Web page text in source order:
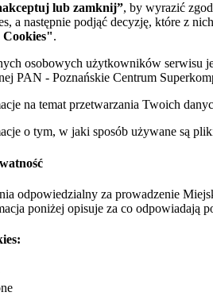
lub zamknij”, by wyrazić
a następnie podjąć decyzję, które z
.
osobowych użytkowników serwisu
PAN - Poznańskie Centrum
na temat przetwarzania Twoich
o tym, w jaki sposób używane są
odpowiedzialny za prowadzenie
poniżej opisuje za co odpowiadają